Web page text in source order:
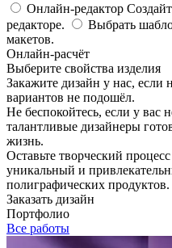
Онлайн-редактор
редакторе.
Выбрать
макетов.
Онлайн-расчёт
Выберите свойства изделия
Закажите дизайн у нас,
вариантов не подошёл.
Не беспокойтесь, если у вас
талантливые дизайнеры
жизнь.
Оставьте творческий
уникальный и
полиграфических продуктов.
Заказать дизайн
Портфолио
Все работы